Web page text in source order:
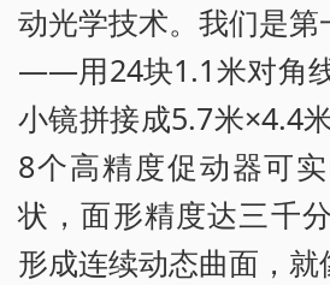
动光学技术。我们是第
——用24块1.1米对角
小镜拼接成5.7米×4.4
8个高精度促动器可
状，面形精度达三千
形成连续动态曲面，就